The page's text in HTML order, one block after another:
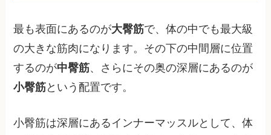
最も表面にあるのが大臀筋で、体の中でも最大級
の大きな筋肉になります。その下の中間層に位置
するのが中臀筋、さらにその奥の深層にあるのが
小臀筋という配置です。
小臀筋は深層にあるインナーマッスルとして、体